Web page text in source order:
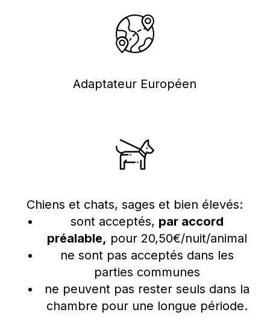
Adaptateur Européen
Chiens et chats, sages et bien élevés:
sont acceptés, par accord
préalable, pour 20,50€/nuit/animal
ne sont pas acceptés dans les
parties communes
ne peuvent pas rester seuls dans la
chambre pour une longue période.